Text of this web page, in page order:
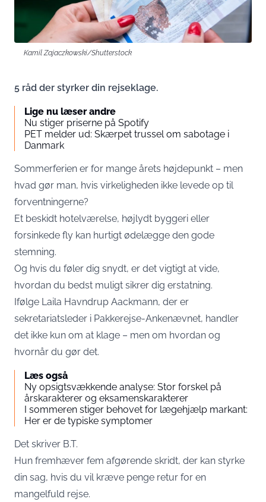
Kamil Zajaczkowski/Shutterstock
5 råd der styrker din rejseklage.
Lige nu læser andre
Nu stiger priserne på Spotify
PET melder ud: Skærpet trussel om sabotage i
Danmark
Sommerferien er for mange årets højdepunkt – men
hvad gør man, hvis virkeligheden ikke levede op til
forventningerne?
Et beskidt hotelværelse, højlydt byggeri eller
forsinkede fly kan hurtigt ødelægge den gode
stemning.
Og hvis du føler dig snydt, er det vigtigt at vide,
hvordan du bedst muligt sikrer dig erstatning.
Ifølge Laila Havndrup Aackmann, der er
sekretariatsleder i Pakkerejse-Ankenævnet, handler
det ikke kun om at klage – men om hvordan og
hvornår du gør det.
Læs også
Ny opsigtsvækkende analyse: Stor forskel på
årskarakterer og eksamenskarakterer
I sommeren stiger behovet for lægehjælp markant:
Her er de typiske symptomer
Det skriver B.T.
Hun fremhæver fem afgørende skridt, der kan styrke
din sag, hvis du vil kræve penge retur for en
mangelfuld rejse.